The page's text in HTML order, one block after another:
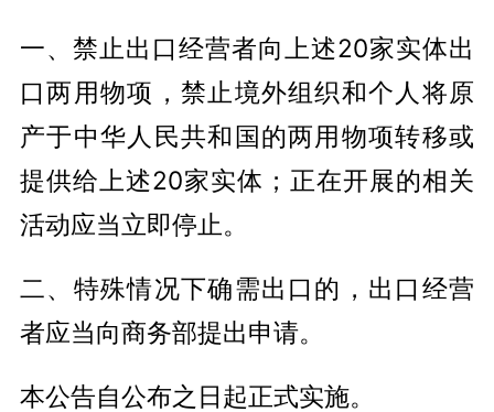
一、禁止出口经营者向上述20家实体出
口两用物项，禁止境外组织和个人将原
产于中华人民共和国的两用物项转移或
提供给上述20家实体；正在开展的相关
活动应当立即停止。
二、特殊情况下确需出口的，出口经营
者应当向商务部提出申请。
本公告自公布之日起正式实施。